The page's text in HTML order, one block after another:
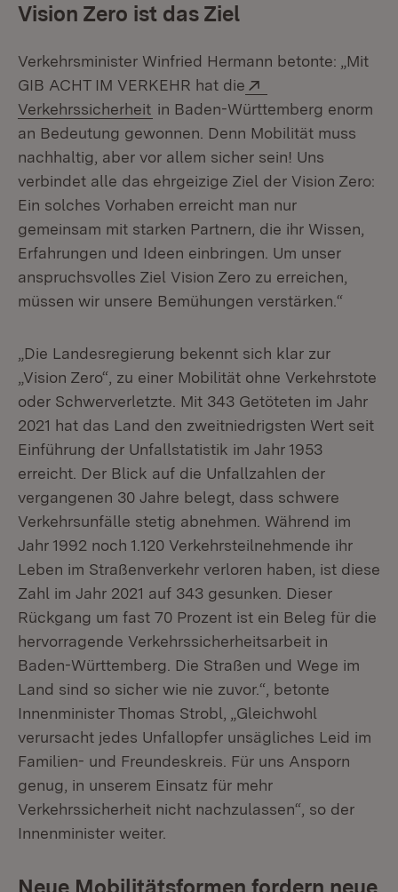
Vision Zero ist das Ziel
Verkehrsminister Winfried Hermann betonte: „Mit
GIB ACHT IM VERKEHR hat die
Verkehrssicherheit (Öffnet in neuem Fenster)
in Baden-Württemberg enorm
an Bedeutung gewonnen. Denn Mobilität muss
nachhaltig, aber vor allem sicher sein! Uns
verbindet alle das ehrgeizige Ziel der Vision Zero:
Ein solches Vorhaben erreicht man nur
gemeinsam mit starken Partnern, die ihr Wissen,
Erfahrungen und Ideen einbringen. Um unser
anspruchsvolles Ziel Vision Zero zu erreichen,
müssen wir unsere Bemühungen verstärken.“
„Die Landesregierung bekennt sich klar zur
„Vision Zero“, zu einer Mobilität ohne Verkehrstote
oder Schwerverletzte. Mit 343 Getöteten im Jahr
2021 hat das Land den zweitniedrigsten Wert seit
Einführung der Unfallstatistik im Jahr 1953
erreicht. Der Blick auf die Unfallzahlen der
vergangenen 30 Jahre belegt, dass schwere
Verkehrsunfälle stetig abnehmen. Während im
Jahr 1992 noch 1.120 Verkehrsteilnehmende ihr
Leben im Straßenverkehr verloren haben, ist diese
Zahl im Jahr 2021 auf 343 gesunken. Dieser
Rückgang um fast 70 Prozent ist ein Beleg für die
hervorragende Verkehrssicherheitsarbeit in
Baden-Württemberg. Die Straßen und Wege im
Land sind so sicher wie nie zuvor.“, betonte
Innenminister Thomas Strobl, „Gleichwohl
verursacht jedes Unfallopfer unsägliches Leid im
Familien- und Freundeskreis. Für uns Ansporn
genug, in unserem Einsatz für mehr
Verkehrssicherheit nicht nachzulassen“, so der
Innenminister weiter.